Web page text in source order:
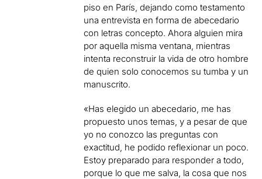
piso en París, dejando como testamento
una entrevista en forma de abecedario
con letras concepto. Ahora alguien mira
por aquella misma ventana, mientras
intenta reconstruir la vida de otro hombre
de quien solo conocemos su tumba y un
manuscrito.
«Has elegido un abecedario, me has
propuesto unos temas, y a pesar de que
yo no conozco las preguntas con
exactitud, he podido reflexionar un poco.
Estoy preparado para responder a todo,
porque lo que me salva, la cosa que nos